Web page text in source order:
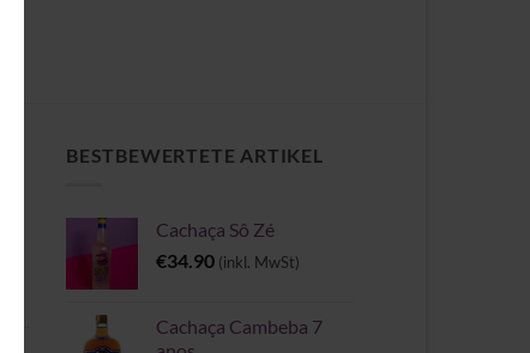
BESTBEWERTETE ARTIKEL
Cachaça Sô Zé
€34.90 (inkl. MwSt)
Cachaça Cambeba 7